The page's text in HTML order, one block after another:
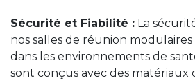
Sécurité et Fiabilité : La
nos salles de réunion
dans les environnements de
sont conçus avec des